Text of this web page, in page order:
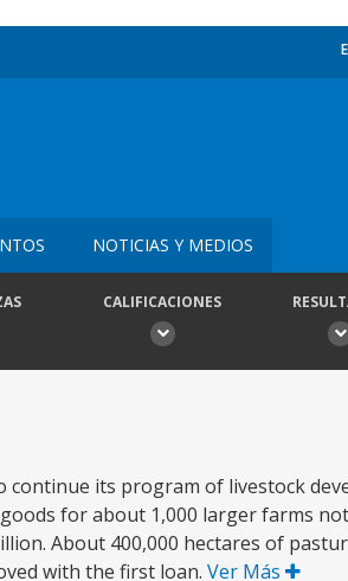
NOTICIAS Y MEDIOS
CALIFICACIONES
its program of livestock
for about 1,000 larger farms
About 400,000 hectares of
with the first loan. Ver Más